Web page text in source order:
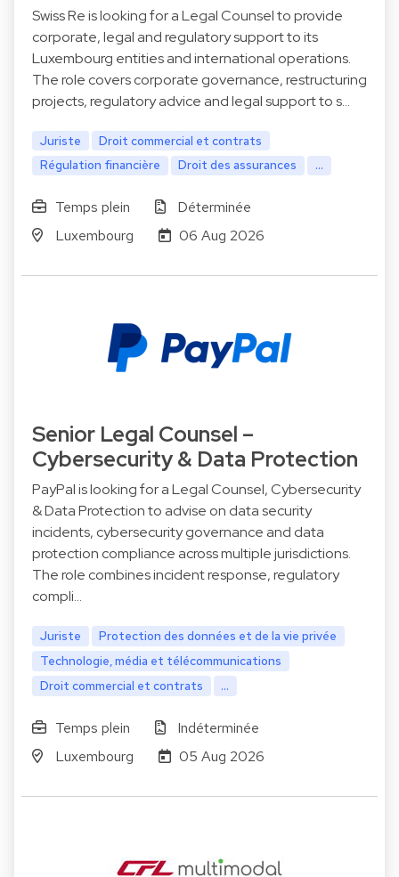
Swiss Re is looking for a Legal Counsel to provide
corporate, legal and regulatory support to its
Luxembourg entities and international operations.
The role covers corporate governance, restructuring
projects, regulatory advice and legal support to s…
Juriste
Droit commercial et contrats
Régulation financière
Droit des assurances ...
Temps plein
Déterminée
Luxembourg
06 Aug 2026
Senior Legal Counsel –
Cybersecurity & Data Protection
PayPal is looking for a Legal Counsel, Cybersecurity
& Data Protection to advise on data security
incidents, cybersecurity governance and data
protection compliance across multiple jurisdictions.
The role combines incident response, regulatory
compli…
Juriste
Protection des données et de la vie privée
Technologie, média et télécommunications
Droit commercial et contrats
...
Temps plein
Indéterminée
Luxembourg
05 Aug 2026